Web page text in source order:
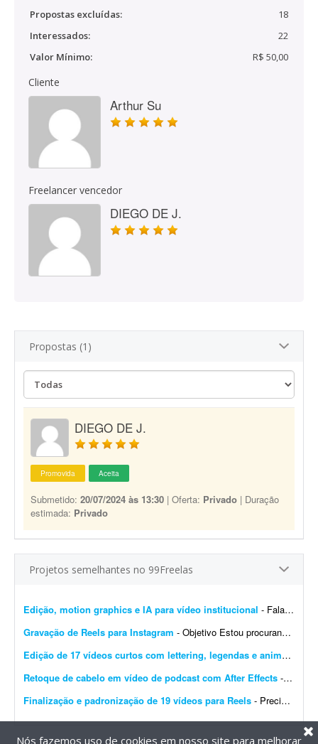
Propostas excluídas:
18
Interessados:
22
Valor Mínimo:
R$ 50,00
Cliente
Arthur Su
Freelancer vencedor
DIEGO DE J.
Propostas (1)
DIEGO DE J.
Promovida Aceita
Submetido: 20/07/2024 às 13:30 | Oferta: Privado | Duração
estimada: Privado
Projetos semelhantes no 99Freelas
Edição, motion graphics e IA para vídeo institucional - Fala, pessoal! A Raja Hidráulicos está com um projeto legal de vídeo institucional e precisamos de alguém que dê conta de umas 3 frentes: - Trechos feitos com IA ...
Gravação de Reels para Instagram - Objetivo Estou procurando um(a) criador(a) de conteúdo para gravar um vídeo em formato Reels (estilo UGC), que será utilizado como anúncio patrocinado no Instagram. O ...
Edição de 17 vídeos curtos com lettering, legendas e animações
Retoque de cabelo em vídeo de podcast com After Effects - Preciso corrigir uma entrada de cabelo (calvície) em um vídeo de podcast. O vídeo tem 55 minutos. A câmera é fixa e a entrada aparece sempre do lado esquerdo da t...
Finalização e padronização de 19 vídeos para Reels - Precisamos de um freelancer para realizar a pós-produção de 19 vídeos curtos, gravados para serem combinados posteriormente na criação de diferentes criati...
Nós fazemos uso de cookies em nosso site para melhorar